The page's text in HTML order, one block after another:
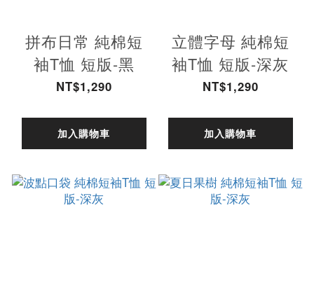
拼布日常 純棉短
袖T恤 短版-黑
NT$1,290
加入購物車
立體字母 純棉短
袖T恤 短版-深灰
NT$1,290
加入購物車